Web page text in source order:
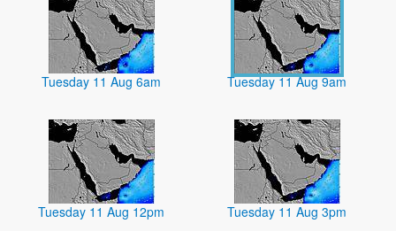
Tuesday 11 Aug 6am Tuesday 11 Aug 9am
Tuesday 11 Aug 12pm Tuesday 11 Aug 3pm